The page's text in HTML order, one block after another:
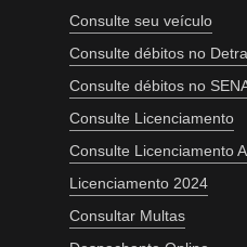
Consulte seu veículo
Consulte débitos no
Consulte débitos no
Consulte Licenciamento
Consulte Licenciamento
Licenciamento 2024
Consultar Multas